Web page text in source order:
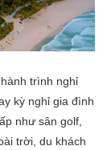
trình nghỉ
kỳ nghỉ gia đình
như sân golf,
trời, du khách